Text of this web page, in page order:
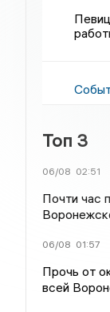
Топ 3
06/08 02:51
Почти час
06/08 01:57
Прочь от
всей